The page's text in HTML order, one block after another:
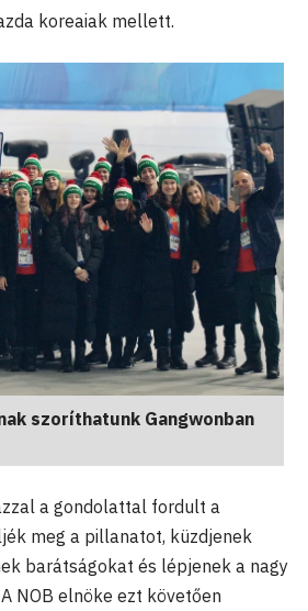
koreaiak mellett.
szoríthatunk Gangwonban
a gondolattal fordult a
meg a pillanatot, küzdjenek
barátságokat és lépjenek a nagy
NOB elnöke ezt követően